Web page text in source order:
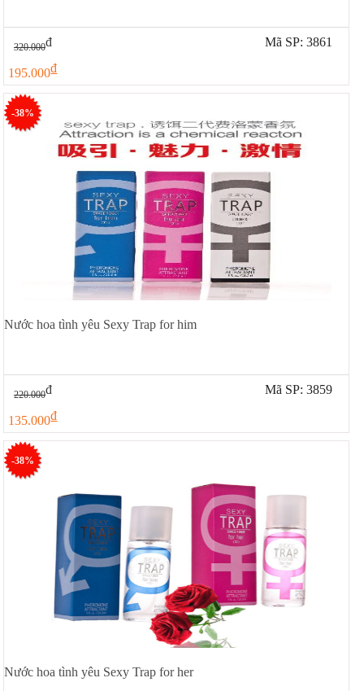
320.000đ
195.000đ
Mã SP: 3861
-38%
Nước hoa tình yêu Sexy Trap for him
220.000đ
135.000đ
Mã SP: 3859
-38%
Nước hoa tình yêu Sexy Trap for her